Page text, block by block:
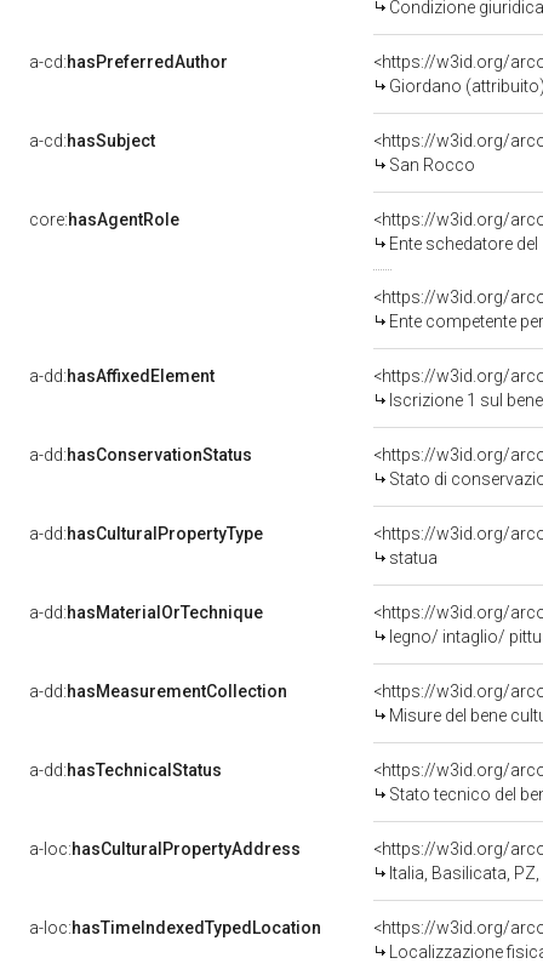
Condizione
a-cd:hasPreferredAuthor
<https://w3id.org/
Giordano
a-cd:hasSubject
<https://w3id.org/
San Rocco
core:hasAgentRole
<https://w3id.org/
Ente schedatore del
<https://w3id.org/
Ente competente per
a-dd:hasAffixedElement
<https://w3id.org/
Iscrizione 1 sul
a-dd:hasConservationStatus
<https://w3id.org/
Stato di
a-dd:hasCulturalPropertyType
<https://w3id.org/
statua
a-dd:hasMaterialOrTechnique
<https://w3id.org/
legno/ intaglio/
a-dd:hasMeasurementCollection
<https://w3id.org/
Misure del bene
a-dd:hasTechnicalStatus
<https://w3id.org/
Stato tecnico del
a-loc:hasCulturalPropertyAddress
<https://w3id.org/
Italia, Basilicata,
a-loc:hasTimeIndexedTypedLocation
<https://w3id.org/
Localizzazione